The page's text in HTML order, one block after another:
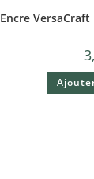
Encre